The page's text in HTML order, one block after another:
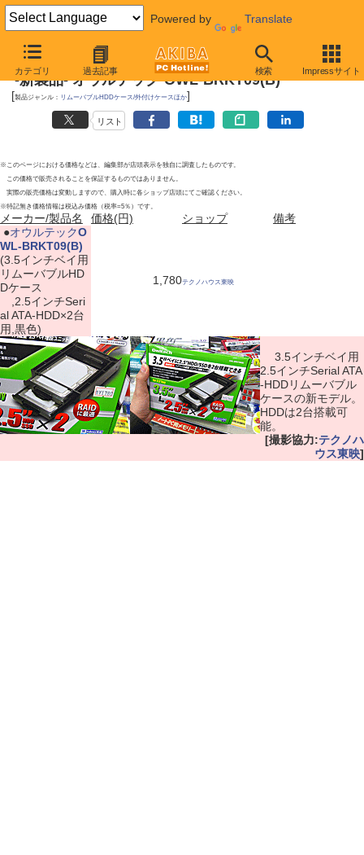
Powered by Translate
カテゴリ 過去記事 検索 Impressサイト
2011年4月29日号
-新製品- オウルテック OWL-BRKT09(B)
[製品ジャンル： リムーバブルHDDケース/外付けケースほか]
リスト
※このページにおける価格などは、編集部が店頭表示を独自に調査したものです。
この価格で販売されることを保証するものではありません。
実際の販売価格は変動しますので、購入時に各ショップ店頭にてご確認ください。
※特記無き価格情報は税込み価格（税率=5％）です。
メーカー/製品名 価格(円) ショップ
備考
●オウルテックO
WL-BRKT09(B)
(3.5インチベイ用
リムーバブルHD
Dケース
,2.5インチSeri
al ATA-HDD×2台
用,黒色)
1,780テクノハウス東映
3.5インチベイ用
2.5インチSerial ATA
-HDDリムーバブル
ケースの新モデル。
HDDは2台搭載可
能。
[撮影協力:テクノハ
ウス東映]